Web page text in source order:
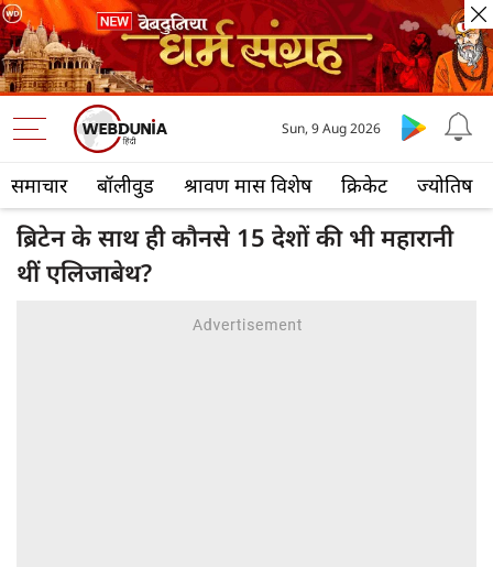
समाचार बॉलीवुड श्रावण मास विशेष क्रिकेट ज्योतिष
Sun, 9 Aug 2026
ब्रिटेन के साथ ही कौनसे 15 देशों की भी महारानी
थीं एलिजाबेथ?